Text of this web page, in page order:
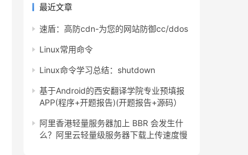
最近文章
速盾：高防cdn-为您的网站防御cc/ddos
Linux常用命令
Linux命令学习总结：shutdown
基于Android的西安翻译学院专业预填报
APP(程序+开题报告)(开题报告+源码）
阿里香港轻量服务器加上 BBR 会发生什
么？阿里云轻量级服务器下载上传速度慢